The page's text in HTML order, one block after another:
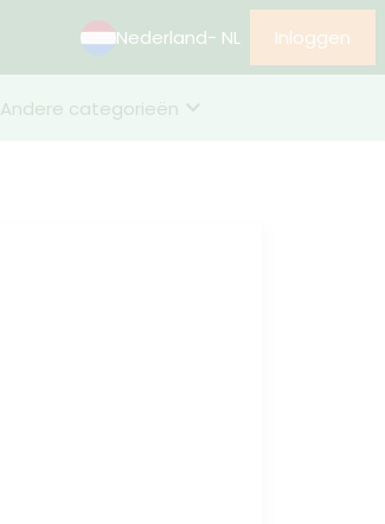
Nederland- NL Inloggen
Andere categorieën